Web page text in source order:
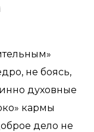
не боясь,
духовные
кармы
дело не